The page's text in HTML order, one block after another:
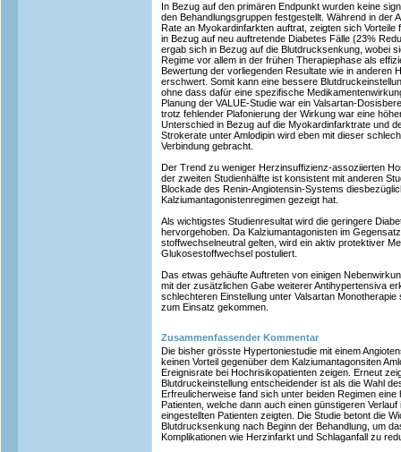
In Bezug auf den primären Endpunkt wurden keine
den Behandlungsgruppen festgestellt. Während in der
Rate an Myokardinfarkten auftrat, zeigten sich Vorteile
in Bezug auf neu auftretende Diabetes Fälle (23%
ergab sich in Bezug auf die Blutdrucksenkung, wobei
Regime vor allem in der frühen Therapiephase als
Bewertung der vorliegenden Resultate wie in anderen
erschwert. Somit kann eine bessere
ohne dass dafür eine spezifische
Planung der VALUE-Studie war ein Valsartan-
trotz fehlender Plafonierung der Wirkung war eine
Unterschied in Bezug auf die Myokardinfarktrate und
Strokerate unter Amlodipin wird eben mit dieser
Verbindung gebracht.
Der Trend zu weniger Herzinsuffizienz-assoziierten
der zweiten Studienhälfte ist konsistent mit anderen
Blockade des Renin-Angiotensin-Systems
Kalziumantagonistenregimen gezeigt hat.
Als wichtigstes Studienresultat wird die geringere
hervorgehoben. Da Kalziumantagonisten im
stoffwechselneutral gelten, wird ein aktiv protektiver
Glukosestoffwechsel postuliert.
Das etwas gehäufte Auftreten von einigen
mit der zusätzlichen Gabe weiterer Antihypertensiva
schlechteren Einstellung unter Valsartan
zum Einsatz gekommen.
Zusammenfassender Kommentar
Die bisher grösste Hypertoniestudie mit einem
keinen Vorteil gegenüber dem Kalziumantagonsiten
Ereignisrate bei Hochrisikopatienten zeigen. Erneut
Blutdruckeinstellung entscheidender ist als die Wahl
Erfreulicherweise fand sich unter beiden Regimen eine
Patienten, welche dann auch einen günstigeren
eingestellten Patienten zeigten. Die Studie betont die
Blutdrucksenkung nach Beginn der Behandlung, um
Komplikationen wie Herzinfarkt und Schlaganfall zu